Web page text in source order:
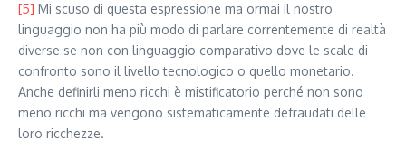
[5] Mi scuso di questa espressione ma ormai il nostro
linguaggio non ha più modo di parlare correntemente di realtà
diverse se non con linguaggio comparativo dove le scale di
confronto sono il livello tecnologico o quello monetario.
Anche definirli meno ricchi è mistificatorio perché non sono
meno ricchi ma vengono sistematicamente defraudati delle
loro ricchezze.